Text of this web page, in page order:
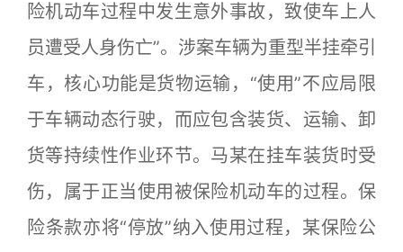
险机动车过程中发生意外事故，致使车上人
员遭受人身伤亡”。涉案车辆为重型半挂牵引
车，核心功能是货物运输，“使用”不应局限
于车辆动态行驶，而应包含装货、运输、卸
货等持续性作业环节。马某在挂车装货时受
伤，属于正当使用被保险机动车的过程。保
险条款亦将“停放”纳入使用过程，某保险公